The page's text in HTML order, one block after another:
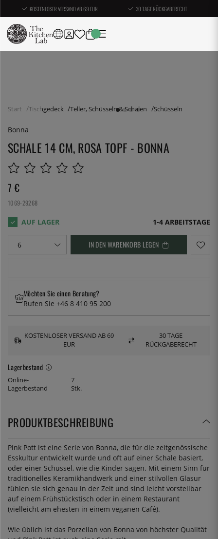
KOSTENLOSER VERSAND AB 69 EUR 30 TAGE RÜCKGABERECHT
Start Tischgedeck Teller, Schüsseln & Schalen Schüsseln
Bonna
SCHALE 14 CM, ROSA TOPF - BONNA
7 €
1069-29268
1-4 ARBEITSTAGE
IN DEN WARENKORB LEGEN
Lagerbestand
Online-
Lagerbestand
7
Stk.
Möchten Sie einen Beratung?
Rufen Sie +46 8 410 95 200
KOSTENLOSER VERSAND AB 69
EUR
30 TAGE
RÜCKGABERECHT
PRODUKTBESCHREIBUNG
Pink Pott ist eine Serie von Bonna, die für die zeitgenössische
Esskultur entwickelt wurde und oft auf einer Schale basiert,
oder einer Schüssel, wie die Kinder sagen. Mit einem Sinn für
traditionelles Keramikhandwerk und einer stilvollen Glasur
fühlen sie sich genau in der Zeit und sind leicht vorstellbar
auf einem Frühstückstisch oder in einem Restaurant
(vielleicht am ehesten in einem veganen Café).
Wie üblich ist das Porzellan von Bonna von höchster Qualität